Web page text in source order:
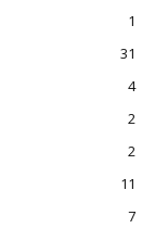
1
31
4
2
2
11
7